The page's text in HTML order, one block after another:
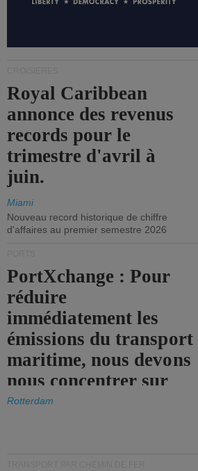
Royal Caribbean
annonce des revenus
records pour le
trimestre d'avril à
juin.
Miami
Nouveau record historique de chiffre
d'affaires au premier semestre 2026
PortXchange : Pour
réduire
immédiatement les
émissions du transport
maritime, nous devons
nous concentrer sur
les ports.
Rotterdam